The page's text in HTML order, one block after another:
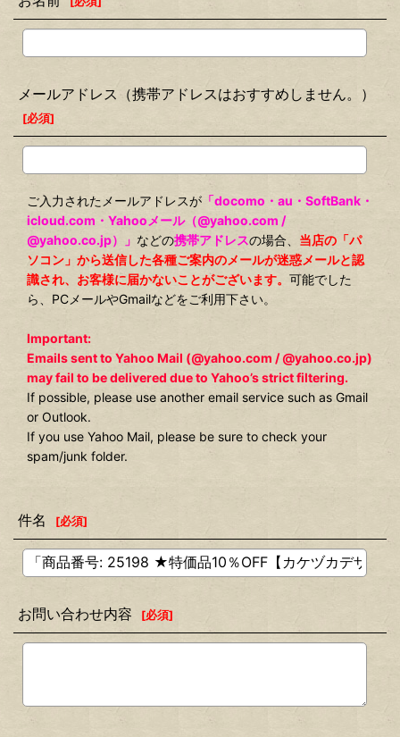
メールアドレス（携帯アドレスはおすすめしません。）
[必須]
ご入力されたメールアドレスが 「docomo・au・SoftBank・
icloud.com・Yahooメール（@yahoo.com /
@yahoo.co.jp）」 などの携帯アドレスの場合、 当店の「パ
ソコン」から送信した各種ご案内のメールが迷惑メールと認
識され、お客様に届かないことがございます。 可能でした
ら、PCメールやGmailなどをご利用下さい。
Important:
Emails sent to Yahoo Mail (@yahoo.com / @yahoo.co.jp)
may fail to be delivered due to Yahoo’s strict filtering.
If possible, please use another email service such as Gmail
or Outlook.
If you use Yahoo Mail, please be sure to check your
spam/junk folder.
件名 [必須]
お問い合わせ内容 [必須]